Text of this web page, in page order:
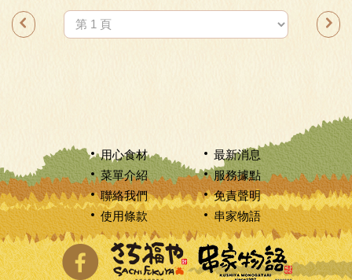
用心食材
最新消息
菜單介紹
服務據點
聯絡我們
免責聲明
使用條款
串家物語
分享至Facebook